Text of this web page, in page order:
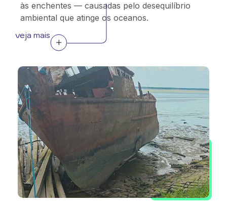
às enchentes — causadas pelo desequilíbrio
ambiental que atinge os oceanos.
veja mais